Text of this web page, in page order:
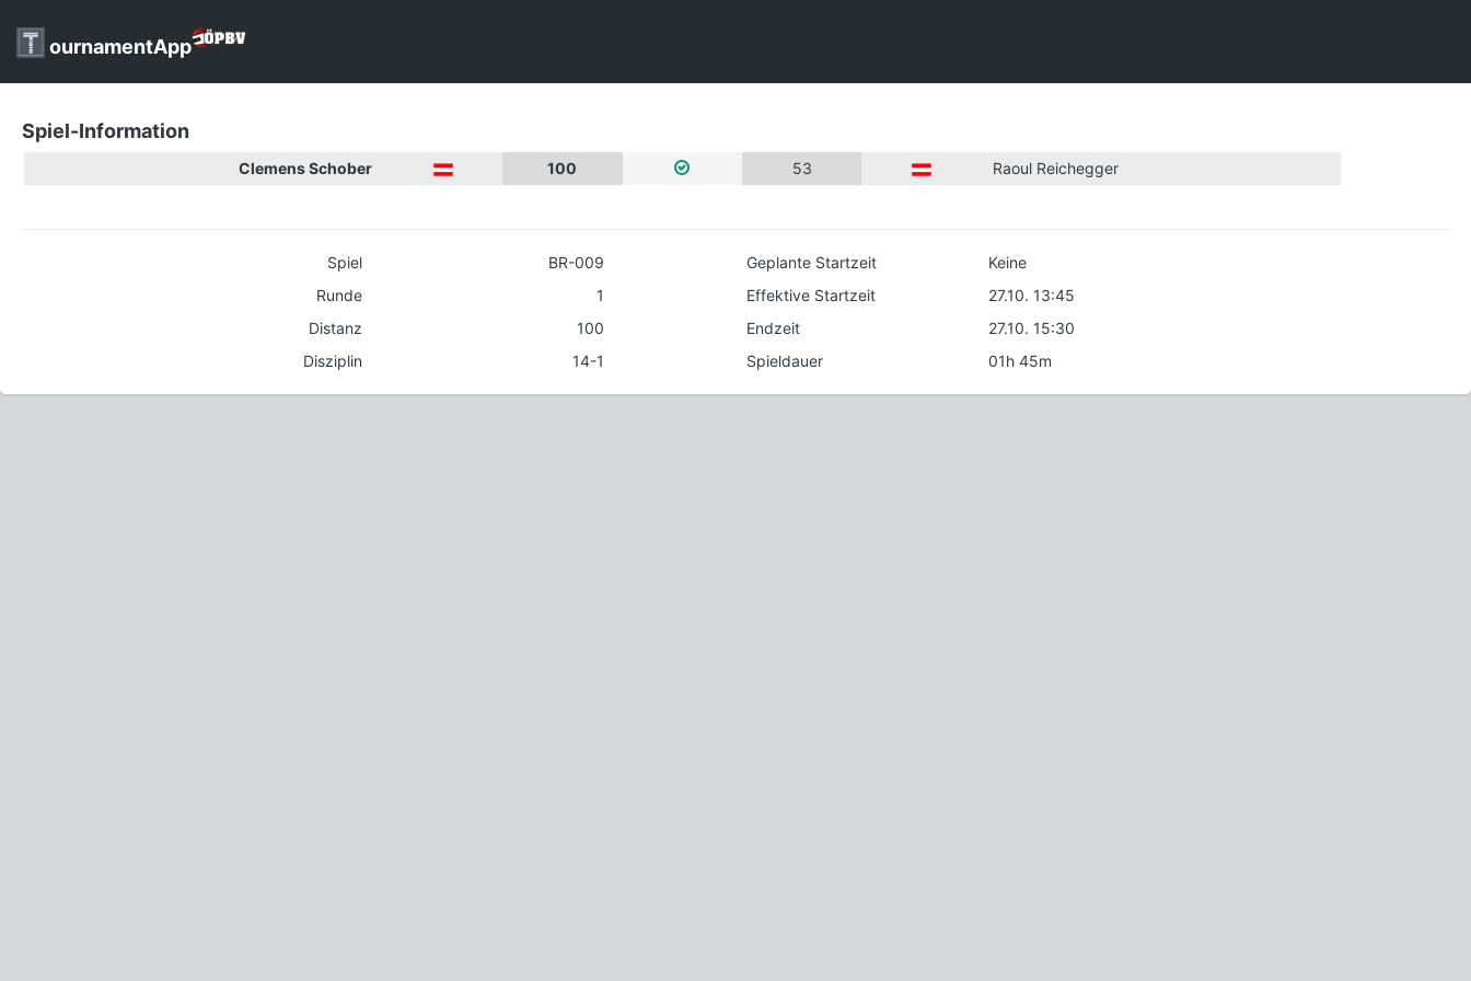
ournamentApp
Spiel-Information
Clemens Schober 100 53 Raoul Reichegger
Spiel BR-009 Geplante Startzeit
Keine
Runde
1 Effektive Startzeit
27.10. 13:45
Distanz
100 Endzeit
27.10. 15:30
Disziplin
14-1 Spieldauer 01h 45m